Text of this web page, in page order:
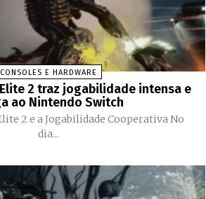
CONSOLES E HARDWARE
2 traz jogabilidade intensa e
ao Nintendo Switch
2 e a Jogabilidade Cooperativa No
dia...